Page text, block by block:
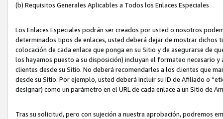
(b) Requisitos Generales Aplicables a Todos los Enlaces Especiales
Los Enlaces Especiales podrán ser creados por usted o nosotros
determinados tipos de enlaces, usted deberá dejar de mostrar dichos
colocación de cada enlace que ponga en su Sitio y de asegurarse de
los hayamos puesto a su disposición) incluyan el formateo necesario
clientes desde su Sitio. No deberá recomendarles a los clientes que
desde su Sitio. Por ejemplo, usted deberá incluir su ID de Afiliado o
designar) como un parámetro en el URL de cada enlace a un Sitio de
Tras su solicitud, pero con sujeción a nuestra aprobación, podremos